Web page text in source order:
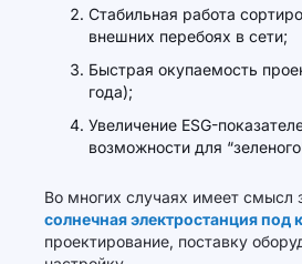
Стабильная работа
внешних перебоях в сети;
Быстрая окупаемость
года);
Увеличение ESG-
возможности для
Во многих случаях имеет смысл
солнечная электростанция под
проектирование, поставку